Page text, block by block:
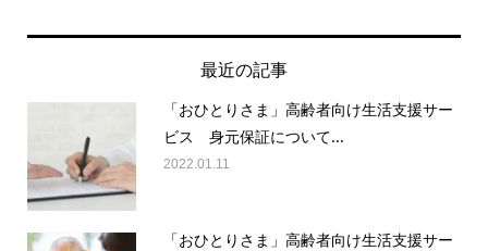
最近の記事
「おひとりさま」高齢者向け生活支援サー
ビス 身元保証について...
2022.01.11
「おひとりさま」高齢者向け生活支援サー